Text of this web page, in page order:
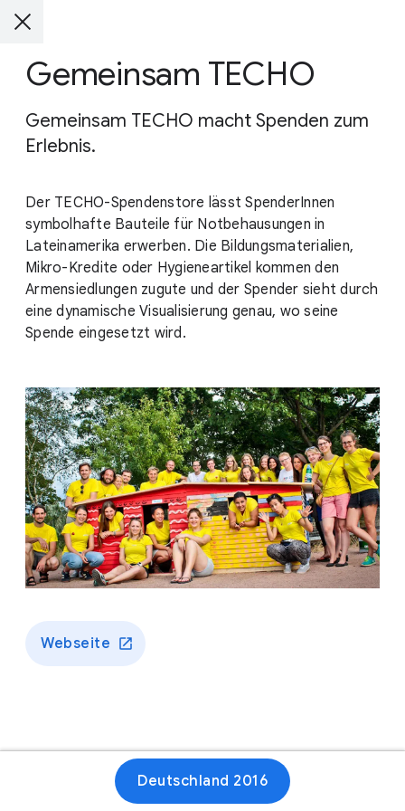
Gemeinsam TECHO
Gemeinsam TECHO macht Spenden zum
Erlebnis.
Der TECHO-Spendenstore lässt SpenderInnen
symbolhafte Bauteile für Notbehausungen in
Lateinamerika erwerben. Die Bildungsmaterialien,
Mikro-Kredite oder Hygieneartikel kommen den
Armensiedlungen zugute und der Spender sieht durch
eine dynamische Visualisierung genau, wo seine
Spende eingesetzt wird.
Webseite
Deutschland 2016